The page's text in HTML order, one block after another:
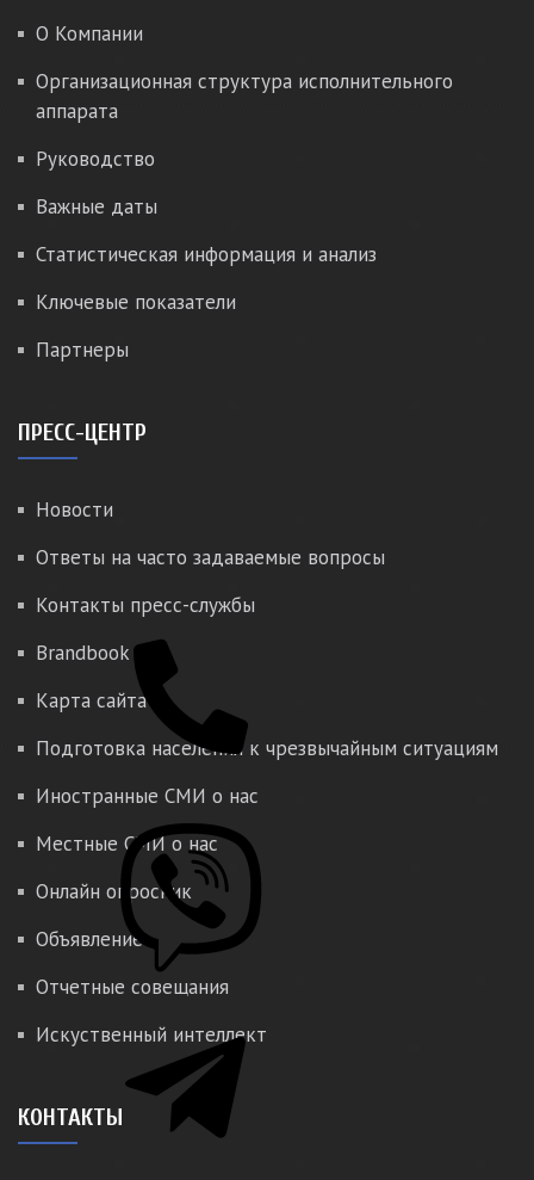
О Компании
Организационная структура исполнительного
аппарата
Руководство
Важные даты
Статистическая информация и анализ
Ключевые показатели
Партнеры
ПРЕСС-ЦЕНТР
Новости
Ответы на часто задаваемые вопросы
Контакты пресс-службы
Brandbook
Карта сайта
Подготовка населения к чрезвычайным ситуациям
Иностранные СМИ о нас
Местные СМИ о нас
Онлайн опросник
Объявление
Отчетные совещания
Искуственный интеллект
КОНТАКТЫ